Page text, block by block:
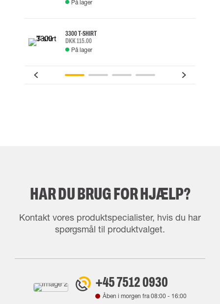
På lager
3300 T-SHIRT
DKK 115.00
På lager
HAR DU BRUG FOR HJÆLP?
Kontakt vores produktspecialister, hvis du har
spørgsmål til produktvalget.
+45 7512 0930
Åben i morgen fra08:00 - 16:00